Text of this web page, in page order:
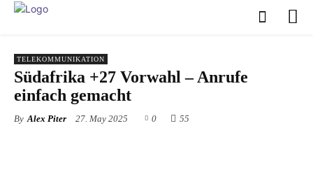
TELEKOMMUNIKATION
Südafrika +27 Vorwahl – Anrufe
einfach gemacht
By Alex Piter 27. May 2025 0 55